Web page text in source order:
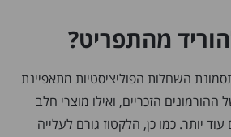
מהתפריט?
השחלות הפוליציסטיות מתאפיינת
ההורמונים הזכריים, ואילו מוצרי חלב
יותר. כמו כן, הלקטוז גורם לעלייה